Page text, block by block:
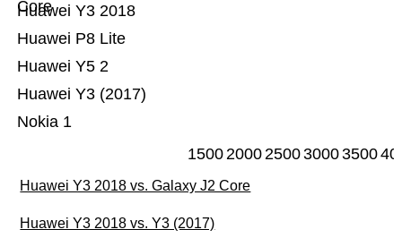
Nokia 1
Huawei Y3 (2017)
Huawei Y5 2
Huawei P8 Lite
Huawei Y3 2018
Core
15002000250030003500
Huawei Y3 2018 vs. Galaxy J2 Core
Huawei Y3 2018 vs. Y3 (2017)